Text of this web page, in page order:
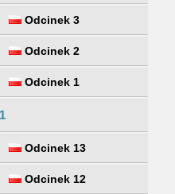
Odcinek 3
Odcinek 2
Odcinek 1
Odcinek 13
Odcinek 12